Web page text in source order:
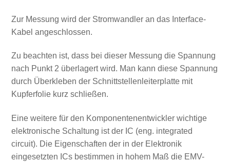
Zur Messung wird der Stromwandler an das Interface-
Kabel angeschlossen.
Zu beachten ist, dass bei dieser Messung die Spannung
nach Punkt 2 überlagert wird. Man kann diese Spannung
durch Überkleben der Schnittstellenleiterplatte mit
Kupferfolie kurz schließen.
Eine weitere für den Komponentenentwickler wichtige
elektronische Schaltung ist der IC (eng. integrated
circuit). Die Eigenschaften der in der Elektronik
eingesetzten ICs bestimmen in hohem Maß die EMV-